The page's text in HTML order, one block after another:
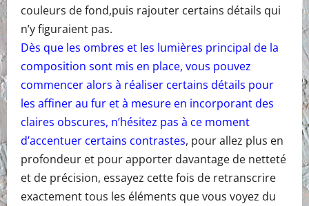
couleurs de fond,puis rajouter certains détails qui
n’y figuraient pas.
Dès que les ombres et les lumières principal de la
composition sont mis en place, vous pouvez
commencer alors à réaliser certains détails pour
les affiner au fur et à mesure en incorporant des
claires obscures, n’hésitez pas à ce moment
d’accentuer certains contrastes, pour allez plus en
profondeur et pour apporter davantage de netteté
et de précision, essayez cette fois de retranscrire
exactement tous les éléments que vous voyez du